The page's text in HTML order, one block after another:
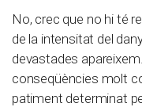
No, crec que no hi té
de la intensitat del
devastades
conseqüències molt
patiment determinat